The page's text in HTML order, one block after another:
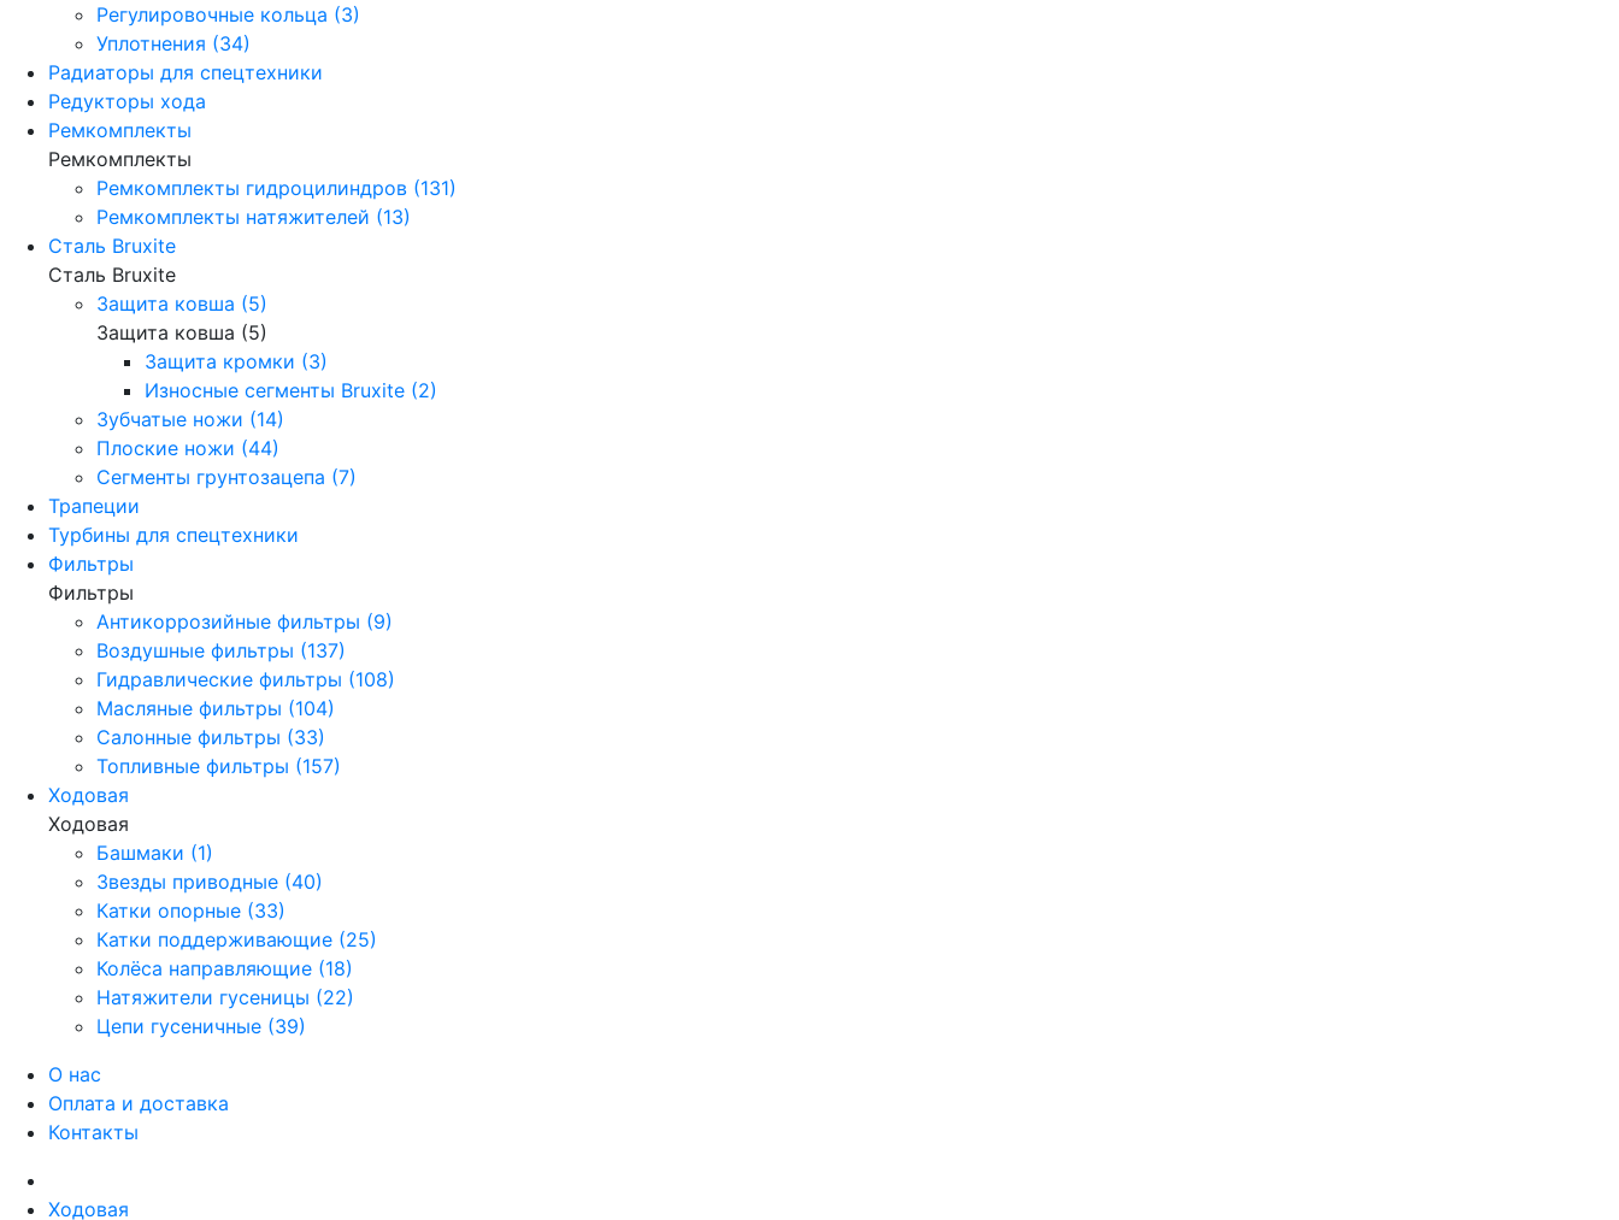
Регулировочные кольца (3)
Уплотнения (34)
Радиаторы для спецтехники
Редукторы хода
Ремкомплекты
Ремкомплекты
Ремкомплекты гидроцилиндров (131)
Ремкомплекты натяжителей (13)
Сталь Bruxite
Сталь Bruxite
Защита ковша (5)
Защита ковша (5)
Защита кромки (3)
Износные сегменты Bruxite (2)
Зубчатые ножи (14)
Плоские ножи (44)
Сегменты грунтозацепа (7)
Трапеции
Турбины для спецтехники
Фильтры
Фильтры
Антикоррозийные фильтры (9)
Воздушные фильтры (137)
Гидравлические фильтры (108)
Масляные фильтры (104)
Салонные фильтры (33)
Топливные фильтры (157)
Ходовая
Ходовая
Башмаки (1)
Звезды приводные (40)
Катки опорные (33)
Катки поддерживающие (25)
Колёса направляющие (18)
Натяжители гусеницы (22)
Цепи гусеничные (39)
О нас
Оплата и доставка
Контакты
Ходовая